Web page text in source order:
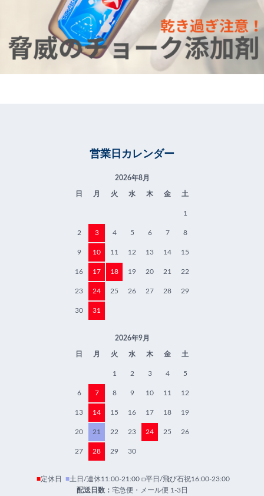
営業日カレンダー
2026年8月
日 月 火 水 木 金 土
1
2 3 4 5 6 7 8
9 10 11 12 13 14 15
16 17 18 19 20 21 22
23 24 25 26 27 28 29
30 31
2026年9月
日 月 火 水 木 金 土
1 2 3 4 5
6 7 8 9 10 11 12
13 14 15 16 17 18 19
20 21 22 23 24 25 26
27 28 29 30
■定休日 ■土日/連休11:00-21:00 □平日/飛び石祝16:00-23:00
配送日数： 宅急便・メール便 1-3日